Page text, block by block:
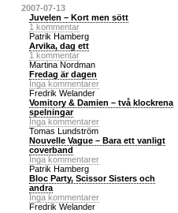
2007-07-13
Juvelen – Kort men sött
1 kommentar
Patrik Hamberg
Arvika, dag ett
1 kommentar
Martina Nordman
Fredag är dagen
Inga kommentarer
Fredrik Welander
Vomitory & Damien – två klockrena
spelningar
Inga kommentarer
Tomas Lundström
Nouvelle Vague – Bara ett vanligt
coverband
Inga kommentarer
Patrik Hamberg
Bloc Party, Scissor Sisters och
andra
Inga kommentarer
Fredrik Welander